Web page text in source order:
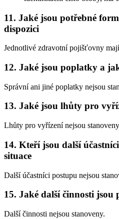
11. Jaké jsou potřebné
dispozici
Jednotlivé zdravotní pojišťovny
12. Jaké jsou poplatky a
Správní ani jiné poplatky nejsou
13. Jaké jsou lhůty pro
Lhůty pro vyřízení nejsou
14. Kteří jsou další
situace
Další účastníci postupu nejsou
15. Jaké další činnosti jsou
Další činnosti nejsou stanoveny.